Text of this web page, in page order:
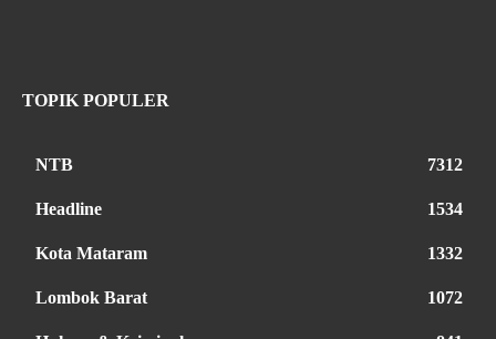
TOPIK POPULER
NTB 7312
Headline 1534
Kota Mataram 1332
Lombok Barat 1072